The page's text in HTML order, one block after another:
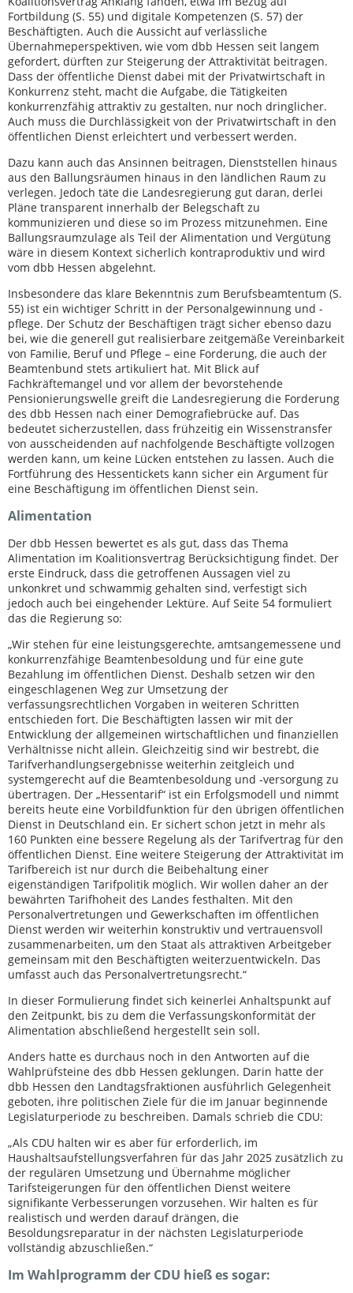
Fortbildung (S. 55) und digitale Kompetenzen (S. 57) der
Beschäftigten. Auch die Aussicht auf verlässliche
Übernahmeperspektiven, wie vom dbb Hessen seit langem
gefordert, dürften zur Steigerung der Attraktivität beitragen.
Dass der öffentliche Dienst dabei mit der Privatwirtschaft in
Konkurrenz steht, macht die Aufgabe, die Tätigkeiten
konkurrenzfähig attraktiv zu gestalten, nur noch dringlicher.
Auch muss die Durchlässigkeit von der Privatwirtschaft in den
öffentlichen Dienst erleichtert und verbessert werden.
Dazu kann auch das Ansinnen beitragen, Dienststellen hinaus
aus den Ballungsräumen hinaus in den ländlichen Raum zu
verlegen. Jedoch täte die Landesregierung gut daran, derlei
Pläne transparent innerhalb der Belegschaft zu
kommunizieren und diese so im Prozess mitzunehmen. Eine
Ballungsraumzulage als Teil der Alimentation und Vergütung
wäre in diesem Kontext sicherlich kontraproduktiv und wird
vom dbb Hessen abgelehnt.
Insbesondere das klare Bekenntnis zum Berufsbeamtentum (S.
55) ist ein wichtiger Schritt in der Personalgewinnung und -
pflege. Der Schutz der Beschäftigen trägt sicher ebenso dazu
bei, wie die generell gut realisierbare zeitgemäße Vereinbarkeit
von Familie, Beruf und Pflege – eine Forderung, die auch der
Beamtenbund stets artikuliert hat. Mit Blick auf
Fachkräftemangel und vor allem der bevorstehende
Pensionierungswelle greift die Landesregierung die Forderung
des dbb Hessen nach einer Demografiebrücke auf. Das
bedeutet sicherzustellen, dass frühzeitig ein Wissenstransfer
von ausscheidenden auf nachfolgende Beschäftigte vollzogen
werden kann, um keine Lücken entstehen zu lassen. Auch die
Fortführung des Hessentickets kann sicher ein Argument für
eine Beschäftigung im öffentlichen Dienst sein.
Alimentation
Der dbb Hessen bewertet es als gut, dass das Thema
Alimentation im Koalitionsvertrag Berücksichtigung findet. Der
erste Eindruck, dass die getroffenen Aussagen viel zu
unkonkret und schwammig gehalten sind, verfestigt sich
jedoch auch bei eingehender Lektüre. Auf Seite 54 formuliert
das die Regierung so:
„Wir stehen für eine leistungsgerechte, amtsangemessene und
konkurrenzfähige Beamtenbesoldung und für eine gute
Bezahlung im öffentlichen Dienst. Deshalb setzen wir den
eingeschlagenen Weg zur Umsetzung der
verfassungsrechtlichen Vorgaben in weiteren Schritten
entschieden fort. Die Beschäftigten lassen wir mit der
Entwicklung der allgemeinen wirtschaftlichen und finanziellen
Verhältnisse nicht allein. Gleichzeitig sind wir bestrebt, die
Tarifverhandlungsergebnisse weiterhin zeitgleich und
systemgerecht auf die Beamtenbesoldung und -versorgung zu
übertragen. Der „Hessentarif“ ist ein Erfolgsmodell und nimmt
bereits heute eine Vorbildfunktion für den übrigen öffentlichen
Dienst in Deutschland ein. Er sichert schon jetzt in mehr als
160 Punkten eine bessere Regelung als der Tarifvertrag für den
öffentlichen Dienst. Eine weitere Steigerung der Attraktivität im
Tarifbereich ist nur durch die Beibehaltung einer
eigenständigen Tarifpolitik möglich. Wir wollen daher an der
bewährten Tarifhoheit des Landes festhalten. Mit den
Personalvertretungen und Gewerkschaften im öffentlichen
Dienst werden wir weiterhin konstruktiv und vertrauensvoll
zusammenarbeiten, um den Staat als attraktiven Arbeitgeber
gemeinsam mit den Beschäftigten weiterzuentwickeln. Das
umfasst auch das Personalvertretungsrecht.“
In dieser Formulierung findet sich keinerlei Anhaltspunkt auf
den Zeitpunkt, bis zu dem die Verfassungskonformität der
Alimentation abschließend hergestellt sein soll.
Anders hatte es durchaus noch in den Antworten auf die
Wahlprüfsteine des dbb Hessen geklungen. Darin hatte der
dbb Hessen den Landtagsfraktionen ausführlich Gelegenheit
geboten, ihre politischen Ziele für die im Januar beginnende
Legislaturperiode zu beschreiben. Damals schrieb die CDU:
„Als CDU halten wir es aber für erforderlich, im
Haushaltsaufstellungsverfahren für das Jahr 2025 zusätzlich zu
der regulären Umsetzung und Übernahme möglicher
Tarifsteigerungen für den öffentlichen Dienst weitere
signifikante Verbesserungen vorzusehen. Wir halten es für
realistisch und werden darauf drängen, die
Besoldungsreparatur in der nächsten Legislaturperiode
vollständig abzuschließen.“
Im Wahlprogramm der CDU hieß es sogar: